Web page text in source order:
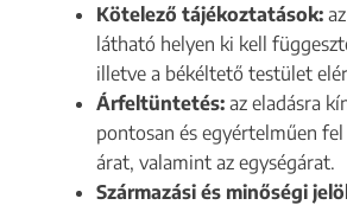
Kötelező tájékoztatások:
látható helyen ki kell
illetve a békéltető testület
Árfeltüntetés: az eladásra
pontosan és egyértelműen
árat, valamint az egységárat.
Származási és minőségi